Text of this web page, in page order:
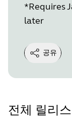
*Requires
later
공유
전체 릴리